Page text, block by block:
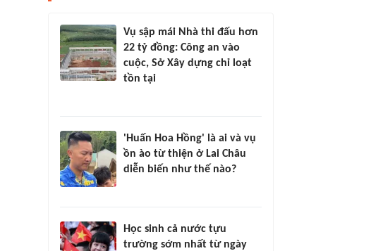
Vụ sập mái Nhà thi đấu hơn
22 tỷ đồng: Công an vào
cuộc, Sở Xây dựng chỉ loạt
tồn tại
'Huấn Hoa Hồng' là ai và vụ
ồn ào từ thiện ở Lai Châu
diễn biến như thế nào?
Học sinh cả nước tựu
trường sớm nhất từ ngày